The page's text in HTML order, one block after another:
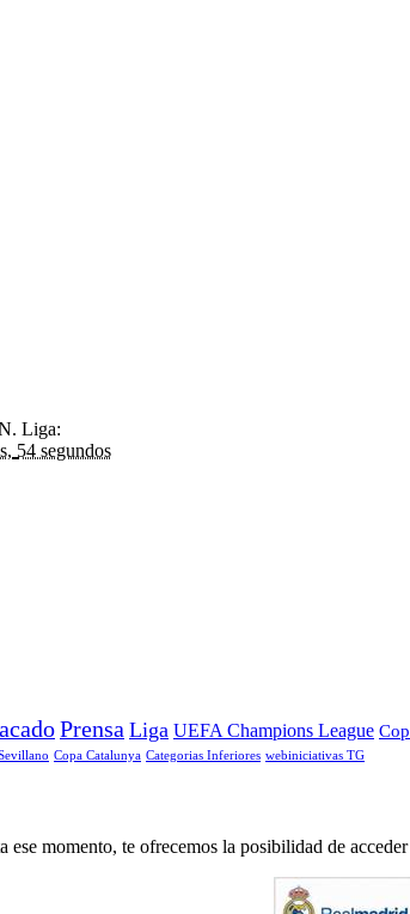
Liga:
54 segundos
Prensa Liga UEFA Champions League
Copa Catalunya Categorias Inferiores webiniciativas TG
ese momento, te ofrecemos la posibilidad de acceder